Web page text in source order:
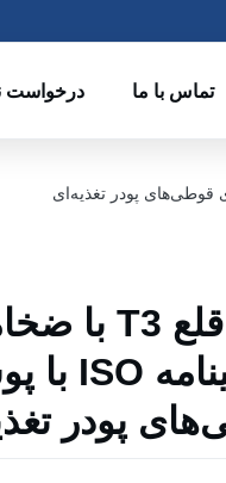
تماس با ما درخواست
پودر